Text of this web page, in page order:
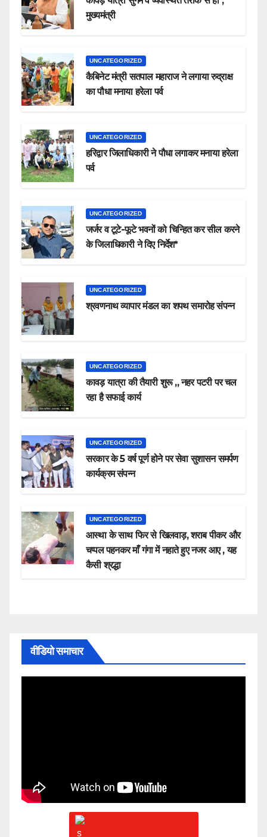
मुख्यमंत्री
UNCATEGORIZED
कैबिनेट मंत्री सतपाल महाराज ने लगाया रुद्राक्ष
का पौधा मनाया हरेला पर्व
UNCATEGORIZED
हरिद्वार जिलाधिकारी ने पौधा लगाकर मनाया हरेला
पर्व
UNCATEGORIZED
जर्जर व टूटे-फूटे भवनों को चिन्हित कर सील करने
के जिलाधिकारी ने दिए निर्देश*
UNCATEGORIZED
श्रवणनाथ व्यापार मंडल का शपथ समारोह संपन्न
UNCATEGORIZED
कावड़ यात्रा की तैयारी शुरू ,, नहर पटरी पर चल
रहा है सफाई कार्य
UNCATEGORIZED
सरकार के 5 वर्ष पूर्ण होने पर सेवा सुशासन समर्पण
कार्यक्रम संपन्न
UNCATEGORIZED
आस्था के साथ फिर से खिलवाड़, शराब पीकर और
चप्पल पहनकर माँ गंगा में नहाते हुए नजर आए , यह
कैसी श्रद्धा
वीडियो समाचार